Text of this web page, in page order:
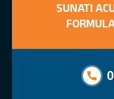
SUNATI